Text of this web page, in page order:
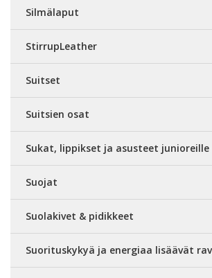
Silmälaput
StirrupLeather
Suitset
Suitsien osat
Sukat, lippikset ja asusteet junioreille
Suojat
Suolakivet & pidikkeet
Suorituskykyä ja energiaa lisäävät